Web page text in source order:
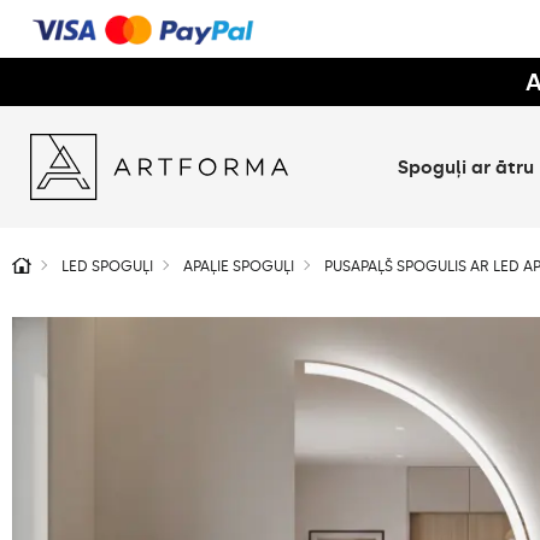
Spoguļi ar ātru
LED SPOGUĻI APAĻIE SPOGUĻI PUSAPAĻŠ SPOGULIS AR LED